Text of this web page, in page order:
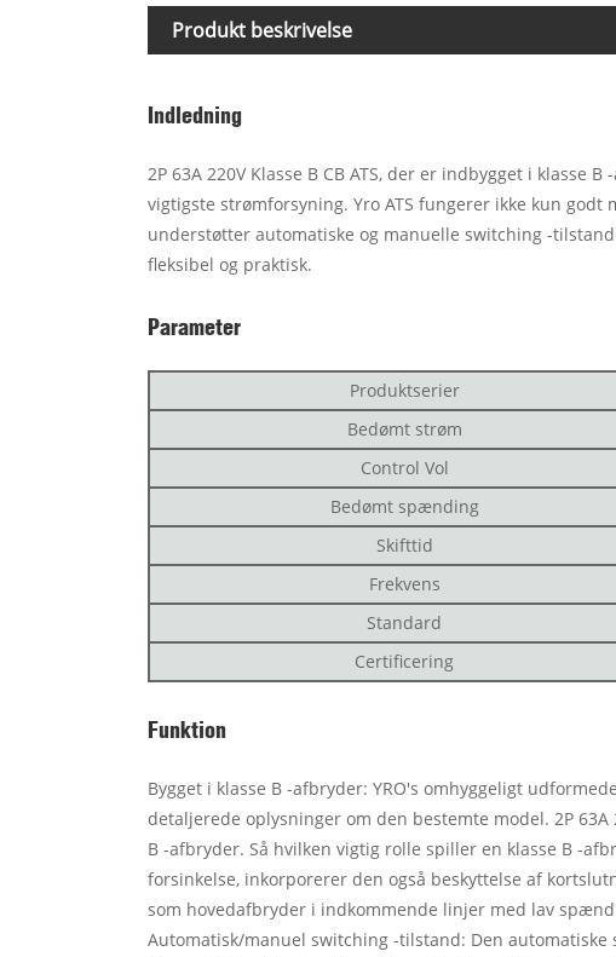
Produkt beskrivelse
Indledning
2P 63A 220V Klasse B CB ATS, der er indbygget i
vigtigste strømforsyning. Yro ATS fungerer ikke kun
understøtter automatiske og manuelle switching -
fleksibel og praktisk.
Parameter
Produktserier
Bedømt strøm
Control Vol
Bedømt spænding
Skifttid
Frekvens
Standard
Certificering
Funktion
Bygget i klasse B -afbryder: YRO's omhyggeligt
detaljerede oplysninger om den bestemte model. 2P
B -afbryder. Så hvilken vigtig rolle spiller en klasse B -
forsinkelse, inkorporerer den også beskyttelse af
som hovedafbryder i indkommende linjer med lav
Automatisk/manuel switching -tilstand: Den